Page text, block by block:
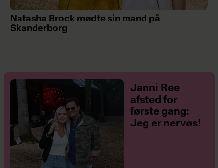
Natasha Brock mødte sin mand på
Skanderborg
Janni Ree
afsted for
første gang:
Jeg er nervøs!